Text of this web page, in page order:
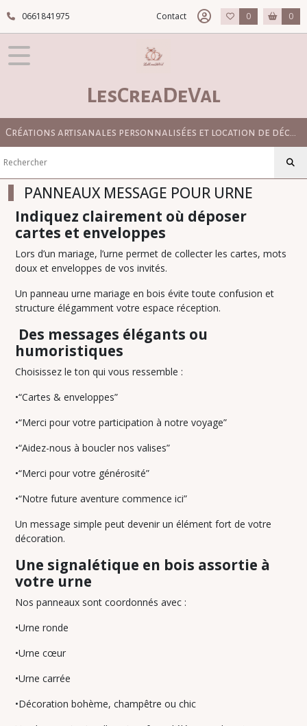
0661841975 Contact 0 0
LesCreaDeVal
PANNEAUX MESSAGE POUR URNE
Indiquez clairement où déposer
cartes et enveloppes
Lors d’un mariage, l’urne permet de collecter les cartes, mots
doux et enveloppes de vos invités.
Un panneau urne mariage en bois évite toute confusion et
structure élégamment votre espace réception.
Des messages élégants ou
humoristiques
Choisissez le ton qui vous ressemble :
•“Cartes & enveloppes”
•“Merci pour votre participation à notre voyage”
•“Aidez-nous à boucler nos valises”
•“Merci pour votre générosité”
•“Notre future aventure commence ici”
Un message simple peut devenir un élément fort de votre
décoration.
Une signalétique en bois assortie à
votre urne
Nos panneaux sont coordonnés avec :
•Urne ronde
•Urne cœur
•Urne carrée
•Décoration bohème, champêtre ou chic
Fermer
FILTRES
BOUTIQUE
PAPETERIE
&
MARIAGE
PERSONNALISÉE
PANCARTES
MESSAGES
PANNEAUX
POUR
LIVRE
PANNEAUX
POUR
(3)
POUR
(6)
PANNEAUX
(3)
PANNEAUX
BAR
PANNEAUX
BAR-